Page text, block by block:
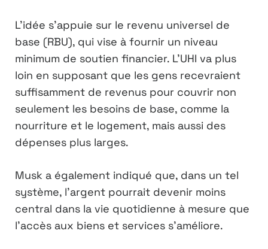
L’idée s’appuie sur le revenu universel de
base (RBU), qui vise à fournir un niveau
minimum de soutien financier. L’UHI va plus
loin en supposant que les gens recevraient
suffisamment de revenus pour couvrir non
seulement les besoins de base, comme la
nourriture et le logement, mais aussi des
dépenses plus larges.
Musk a également indiqué que, dans un tel
système, l’argent pourrait devenir moins
central dans la vie quotidienne à mesure que
l’accès aux biens et services s’améliore.